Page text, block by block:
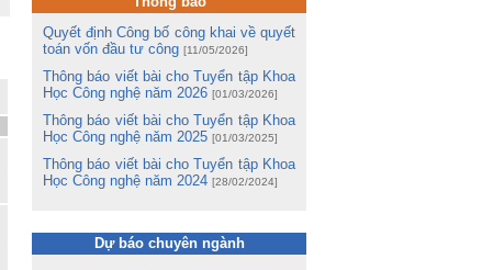
Quyết định Công bố công khai về quyết
toán vốn đầu tư công [11/05/2026]
Thông báo viết bài cho Tuyển tập Khoa
Học Công nghệ năm 2026 [01/03/2026]
Thông báo viết bài cho Tuyển tập Khoa
Học Công nghệ năm 2025 [01/03/2025]
Thông báo viết bài cho Tuyển tập Khoa
Học Công nghệ năm 2024 [28/02/2024]
Dự báo chuyên ngành